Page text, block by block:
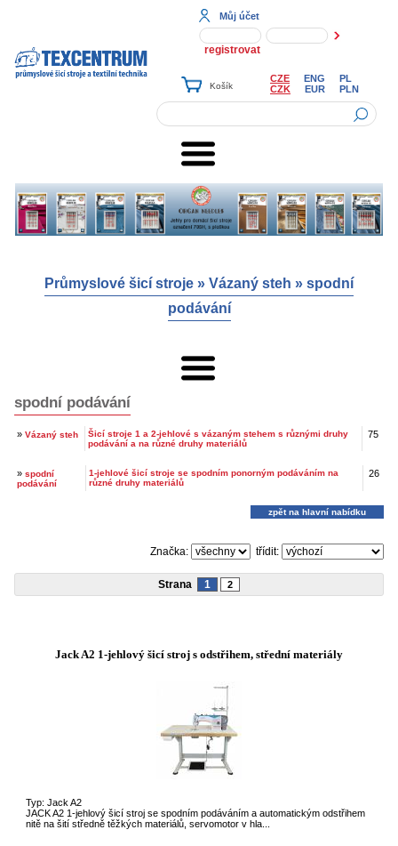
Můj účet
registrovat
CZE ENG
PL
CZK
EUR PLN
Průmyslové šicí stroje » Vázaný steh » spodní
podávání
spodní podávání
» Vázaný steh
Šicí stroje 1 a 2-jehlové s vázaným stehem s různými druhy
podávání a na různé druhy materiálů
75
» spodní
podávání
1-jehlové šicí stroje se spodním ponorným podáváním na
různé druhy materiálů
26
zpět na hlavní nabídku
třídit:
Značka:
Strana 1 2
Jack A2 1-jehlový šicí stroj s odstřihem, střední materiály
Typ: Jack A2
JACK A2 1-jehlový šicí stroj se spodním podáváním a automatickým odstřihem
nitě na šití středně těžkých materiálů, servomotor v hla...